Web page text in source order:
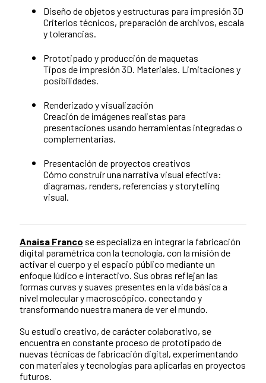
Diseño de objetos y estructuras para impresión 3D
Criterios técnicos, preparación de archivos, escala
y tolerancias.
Prototipado y producción de maquetas
Tipos de impresión 3D. Materiales. Limitaciones y
posibilidades.
Renderizado y visualización
Creación de imágenes realistas para
presentaciones usando herramientas integradas o
complementarias.
Presentación de proyectos creativos
Cómo construir una narrativa visual efectiva:
diagramas, renders, referencias y storytelling
visual.
Anaisa Franco se especializa en integrar la fabricación
digital paramétrica con la tecnología, con la misión de
activar el cuerpo y el espacio público mediante un
enfoque lúdico e interactivo. Sus obras reflejan las
formas curvas y suaves presentes en la vida básica a
nivel molecular y macroscópico, conectando y
transformando nuestra manera de ver el mundo.
Su estudio creativo, de carácter colaborativo, se
encuentra en constante proceso de prototipado de
nuevas técnicas de fabricación digital, experimentando
con materiales y tecnologías para aplicarlas en proyectos
futuros.